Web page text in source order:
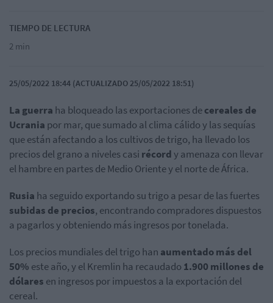
TIEMPO DE LECTURA
2 min
25/05/2022 18:44 (ACTUALIZADO 25/05/2022 18:51)
La guerra ha bloqueado las exportaciones decereales de
Ucrania por mar, que sumado al clima cálido y las sequías
que están afectando a los cultivos de trigo, ha llevado los
precios del grano a niveles casi récordy amenaza con llevar
el hambre en partes de Medio Oriente y el norte de África.
Rusia ha seguido exportando su trigo a pesar de las fuertes
subidas de precios, encontrando compradores dispuestos
a pagarlos y obteniendo más ingresos por tonelada.
Los precios mundiales del trigo han aumentado más del
50% este año, y el Kremlin ha recaudado 1.900 millones de
dólares en ingresos por impuestos a la exportación del
cereal.